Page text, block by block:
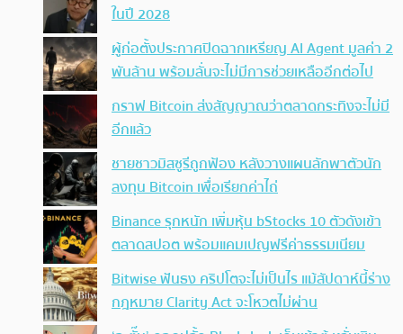
ในปี 2028
ผู้ก่อตั้งประกาศปิดฉากเหรียญ AI Agent มูลค่า 2
พันล้าน พร้อมลั่นจะไม่มีการช่วยเหลืออีกต่อไป
กราฟ Bitcoin ส่งสัญญาณว่าตลาดกระทิงจะไม่มี
อีกแล้ว
ชายชาวมิสซูรีถูกฟ้อง หลังวางแผนลักพาตัวนัก
ลงทุน Bitcoin เพื่อเรียกค่าไถ่
Binance รุกหนัก เพิ่มหุ้น bStocks 10 ตัวดังเข้า
ตลาดสปอต พร้อมแคมเปญฟรีค่าธรรมเนียม
Bitwise ฟันธง คริปโตจะไม่เป็นไร แม้สัปดาห์นี้ร่าง
กฎหมาย Clarity Act จะโหวตไม่ผ่าน